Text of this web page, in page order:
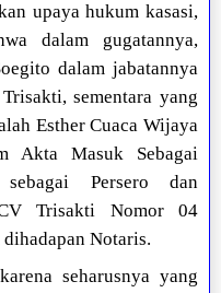
upaya hukum kasasi,
dalam gugatannya,
dalam jabatannya
sementara yang
Esther Cuaca Wijaya
Akta Masuk Sebagai
Persero dan
Trisakti Nomor 04
Notaris.
seharusnya yang